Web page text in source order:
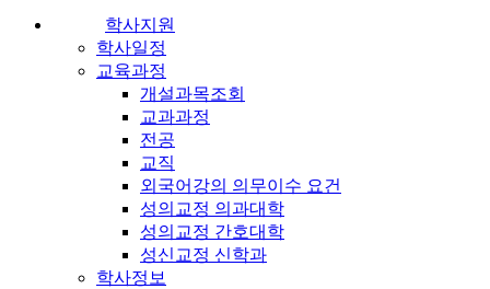
학사지원
학사일정
교육과정
개설과목조회
교과과정
전공
교직
외국어강의 의무이수 요건
성의교정 의과대학
성의교정 간호대학
성신교정 신학과
학사정보